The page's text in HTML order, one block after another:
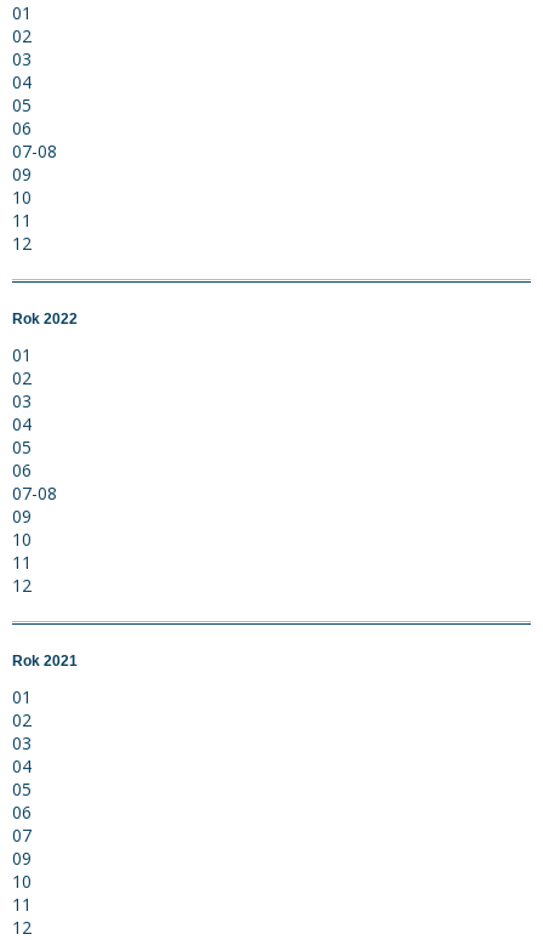
01
02
03
04
05
06
07-08
09
10
11
12
Rok 2022
01
02
03
04
05
06
07-08
09
10
11
12
Rok 2021
01
02
03
04
05
06
07
09
10
11
12